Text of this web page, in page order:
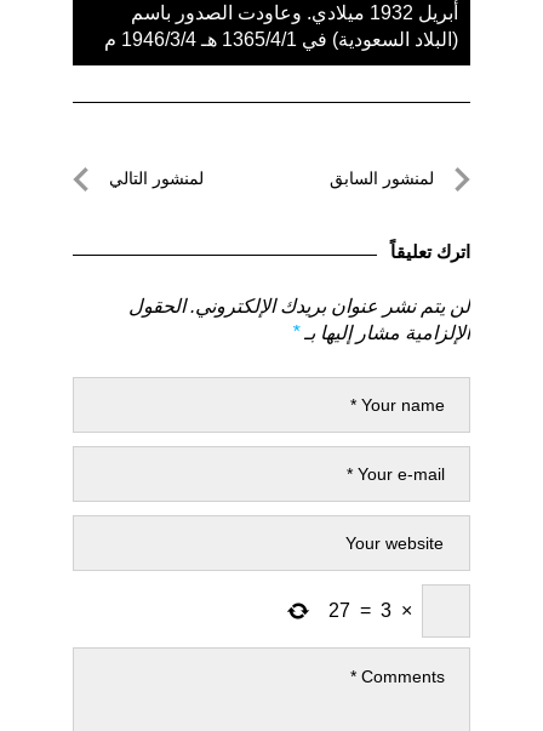
أبريل 1932 ميلادي. وعاودت الصدور باسم
(البلاد السعودية) في 1365/4/1 هـ 1946/3/4 م
تصفّحلمنشور السابق
السابق
لمنشور التالي
اترك تعليقاً
لن يتم نشر عنوان بريدك الإلكتروني. الحقول
الإلزامية مشار إليها بـ*
×
3
=
27